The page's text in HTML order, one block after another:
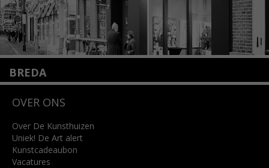
BREDA
4818 SB Breda
info@kunsthuisbreda.nl
Lees meer
OVER ONS
Over De Kunsthuizen
Uniek! De Art alert
Kunstcadeaubon
Vacatures